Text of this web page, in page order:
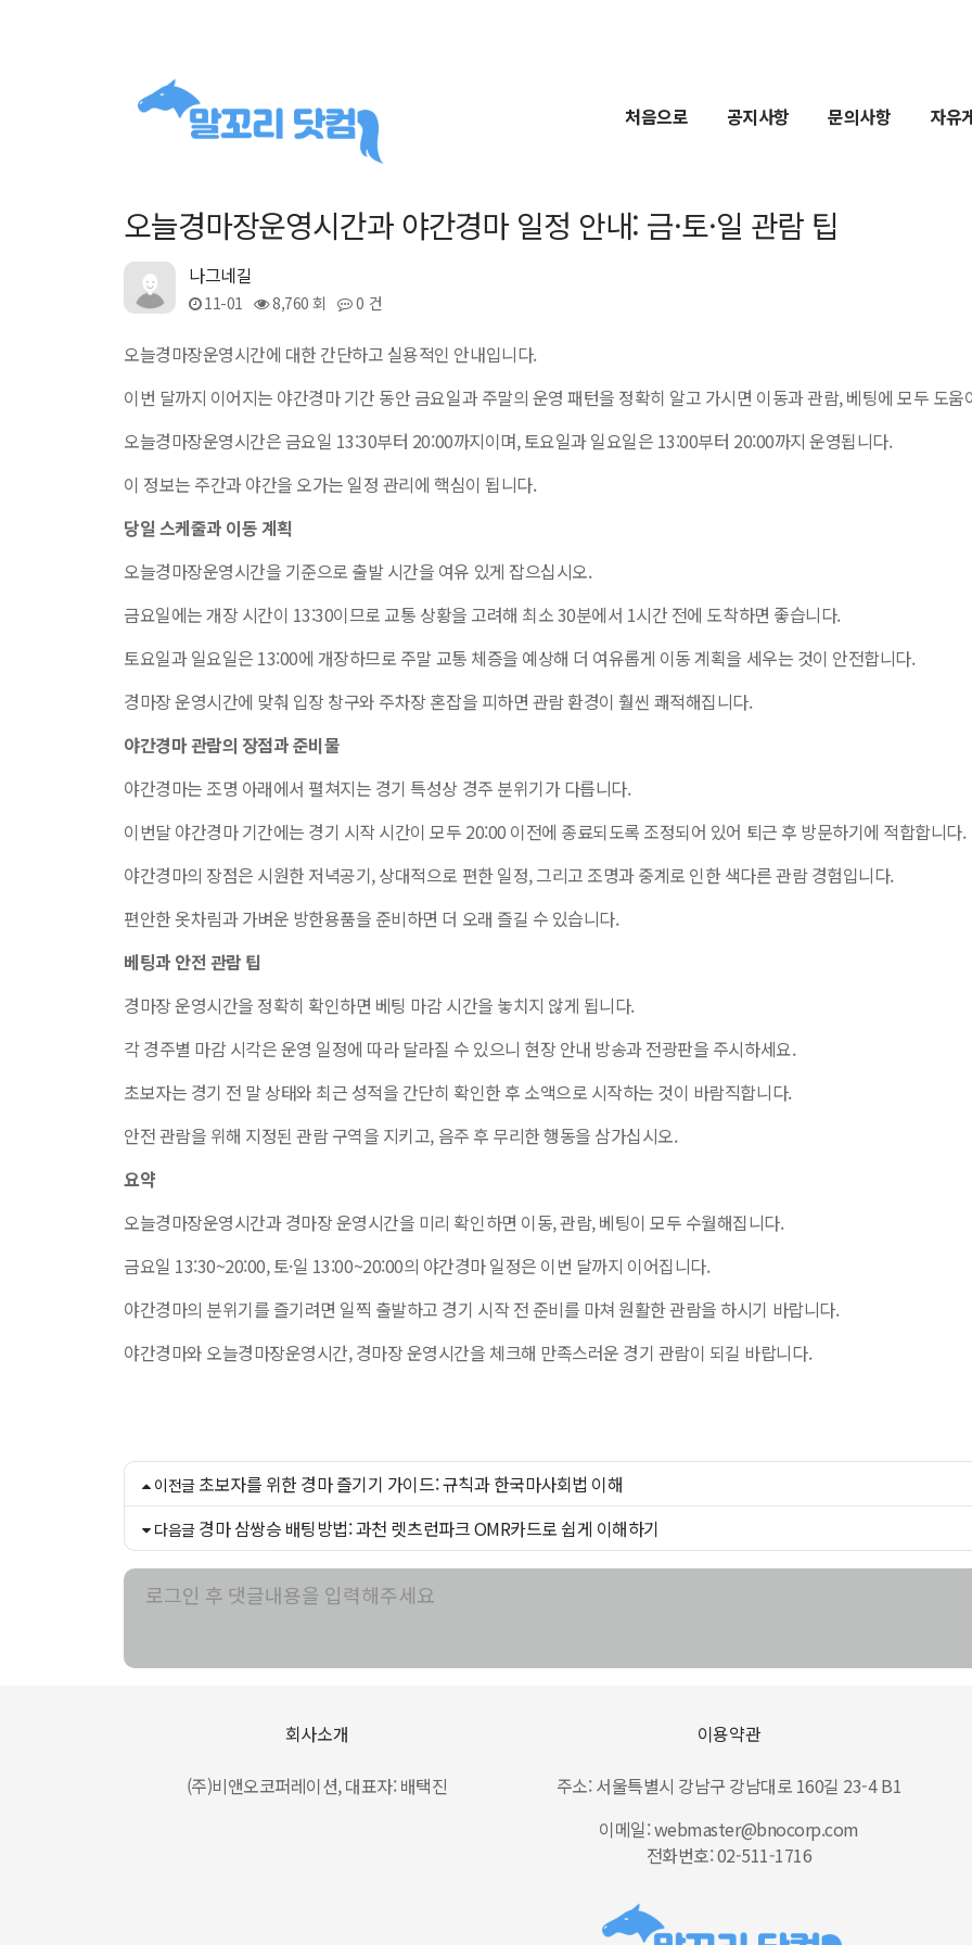
처음으로 공지사항 문의사항 자유
오늘경마장운영시간과 야간경마 일정 안내: 금·토·일 관람 팁
나그네길
11-01 8,760 회 0 건
오늘경마장운영시간에 대한 간단하고 실용적인 안내입니다.
이번 달까지 이어지는 야간경마 기간 동안 금요일과 주말의 운영 패턴을 정확히 알고 가시면 이동과 관람, 베팅에 모두 도움
오늘경마장운영시간은 금요일 13:30부터 20:00까지이며, 토요일과 일요일은 13:00부터 20:00까지 운영됩니다.
이 정보는 주간과 야간을 오가는 일정 관리에 핵심이 됩니다.
당일 스케줄과 이동 계획
오늘경마장운영시간을 기준으로 출발 시간을 여유 있게 잡으십시오.
금요일에는 개장 시간이 13:30이므로 교통 상황을 고려해 최소 30분에서 1시간 전에 도착하면 좋습니다.
토요일과 일요일은 13:00에 개장하므로 주말 교통 체증을 예상해 더 여유롭게 이동 계획을 세우는 것이 안전합니다.
경마장 운영시간에 맞춰 입장 창구와 주차장 혼잡을 피하면 관람 환경이 훨씬 쾌적해집니다.
야간경마 관람의 장점과 준비물
야간경마는 조명 아래에서 펼쳐지는 경기 특성상 경주 분위기가 다릅니다.
이번달 야간경마 기간에는 경기 시작 시간이 모두 20:00 이전에 종료되도록 조정되어 있어 퇴근 후 방문하기에 적합합니다.
야간경마의 장점은 시원한 저녁공기, 상대적으로 편한 일정, 그리고 조명과 중계로 인한 색다른 관람 경험입니다.
편안한 옷차림과 가벼운 방한용품을 준비하면 더 오래 즐길 수 있습니다.
베팅과 안전 관람 팁
경마장 운영시간을 정확히 확인하면 베팅 마감 시간을 놓치지 않게 됩니다.
각 경주별 마감 시각은 운영 일정에 따라 달라질 수 있으니 현장 안내 방송과 전광판을 주시하세요.
초보자는 경기 전 말 상태와 최근 성적을 간단히 확인한 후 소액으로 시작하는 것이 바람직합니다.
안전 관람을 위해 지정된 관람 구역을 지키고, 음주 후 무리한 행동을 삼가십시오.
요약
오늘경마장운영시간과 경마장 운영시간을 미리 확인하면 이동, 관람, 베팅이 모두 수월해집니다.
금요일 13:30~20:00, 토·일 13:00~20:00의 야간경마 일정은 이번 달까지 이어집니다.
야간경마의 분위기를 즐기려면 일찍 출발하고 경기 시작 전 준비를 마쳐 원활한 관람을 하시기 바랍니다.
야간경마와 오늘경마장운영시간, 경마장 운영시간을 체크해 만족스러운 경기 관람이 되길 바랍니다.
이전글 초보자를 위한 경마 즐기기 가이드: 규칙과 한국마사회법 이해
다음글 경마 삼쌍승 배팅방법: 과천 렛츠런파크 OMR카드로 쉽게 이해하기
회사소개 이용약관
(주)비앤오코퍼레이션, 대표자: 배택진
주소: 서울특별시 강남구 강남대로 160길 23-4 B1
이메일: webmaster@bnocorp.com
전화번호: 02-511-1716